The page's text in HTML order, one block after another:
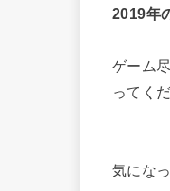
2019年
ゲーム
ってく
気にな